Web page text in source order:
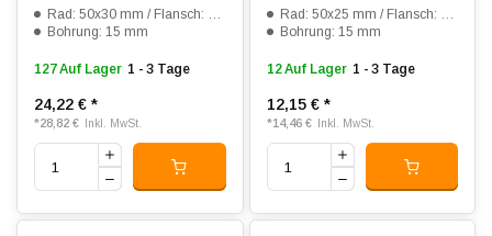
Rad: 50x30 mm / Flansch: 62x40 mm
Bohrung: 15 mm
127 Auf Lager 1 - 3 Tage
24,22 € *
*28,82 € Inkl. MwSt.
Rad: 50x25 mm / Flansch: 60x32 mm
Bohrung: 15 mm
12 Auf Lager 1 - 3 Tage
12,15 € *
*14,46 € Inkl. MwSt.